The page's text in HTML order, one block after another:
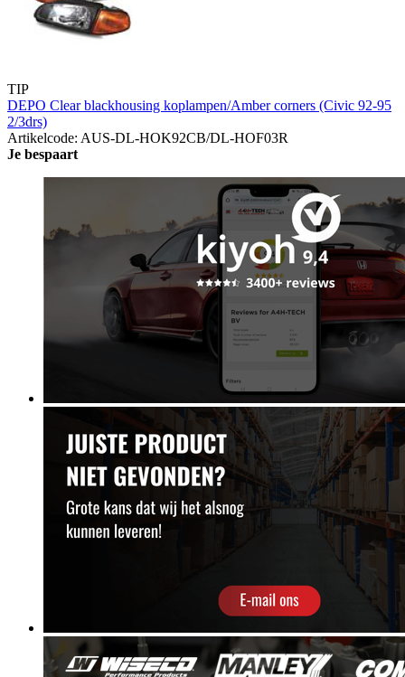
TIP
DEPO Clear blackhousing koplampen/Amber corners (Civic 92-95
2/3drs)
Artikelcode: AUS-DL-HOK92CB/DL-HOF03R
Je bespaart